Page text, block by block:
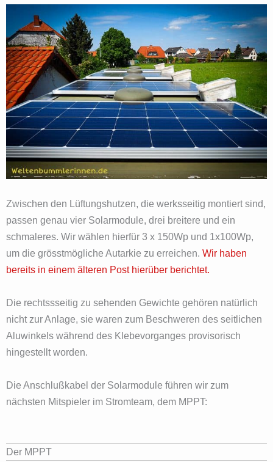
Zwischen den Lüftungshutzen, die werksseitig montiert sind,
passen genau vier Solarmodule, drei breitere und ein
schmaleres. Wir wählen hierfür 3 x 150Wp und 1x100Wp,
um die grösstmögliche Autarkie zu erreichen. Wir haben
bereits in einem älteren Post hierüber berichtet.
Die rechtssseitig zu sehenden Gewichte gehören natürlich
nicht zur Anlage, sie waren zum Beschweren des seitlichen
Aluwinkels während des Klebevorganges provisorisch
hingestellt worden.
Die Anschlußkabel der Solarmodule führen wir zum
nächsten Mitspieler im Stromteam, dem MPPT:
Der MPPT